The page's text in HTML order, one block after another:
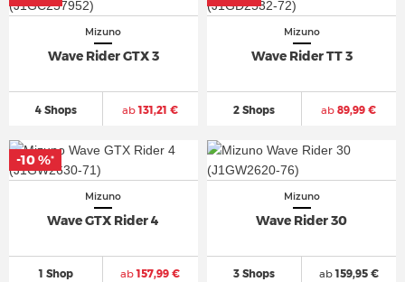
Mizuno
Wave Rider GTX 3
4 Shops ab131,21 €
Mizuno
Wave Rider TT 3
2 Shops ab 89,99 €
Mizuno
Wave GTX Rider 4
1 Shop ab157,99 €
-10 %*
Mizuno
Wave Rider 30
3 Shops ab159,95 €